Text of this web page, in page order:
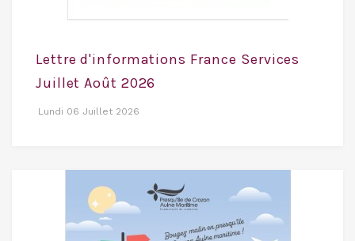
Lettre d'informations France Services
Juillet Août 2026
Lundi 06 Juillet 2026